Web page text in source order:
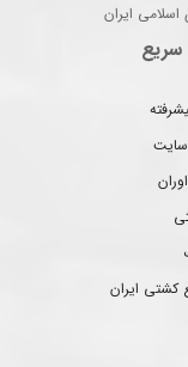
ایران
سایت
کشتی ایران